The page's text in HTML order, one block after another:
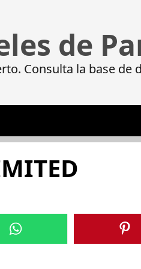
de
Consulta la base